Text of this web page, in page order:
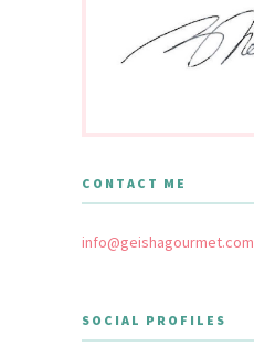
CONTACT ME
info@geishagourmet.com
SOCIAL PROFILES